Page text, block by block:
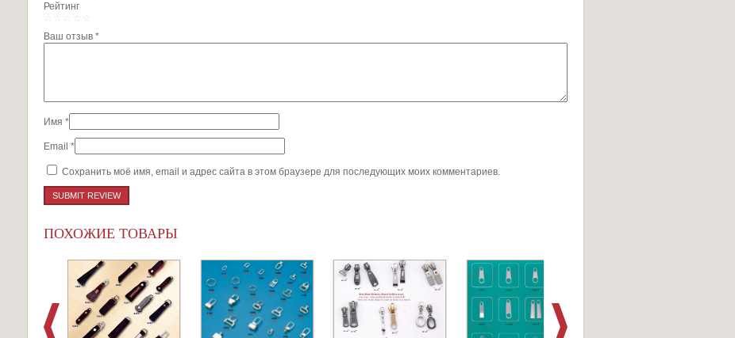
Рейтинг
Ваш отзыв *
Имя *
Email *
Сохранить моё имя, email и адрес сайта в этом браузере для последующих моих комментариев.
ПОХОЖИЕ ТОВАРЫ